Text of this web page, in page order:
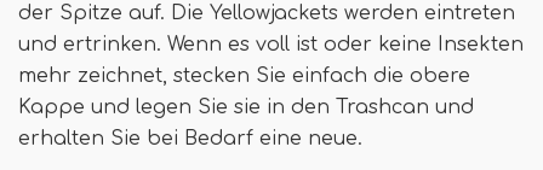
der Spitze auf. Die Yellowjackets werden eintreten
und ertrinken. Wenn es voll ist oder keine Insekten
mehr zeichnet, stecken Sie einfach die obere
Kappe und legen Sie sie in den Trashcan und
erhalten Sie bei Bedarf eine neue.